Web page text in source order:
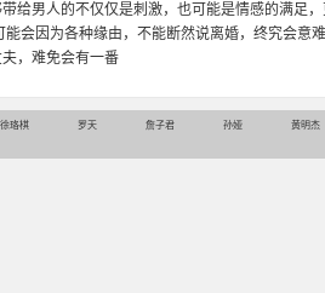
家庭咨询师，毕业于重庆师范大学心理学专业
情感分析、恋爱择偶、夫妻关系，情感挽回、
了丰富的咨
徐珞棋 罗天 詹子君 孙娅 黄明杰